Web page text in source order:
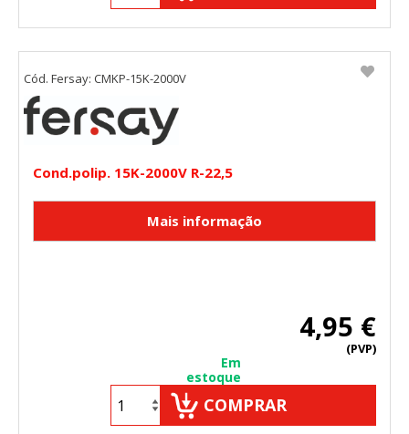
Cond.polip. 15K-2000V R-22,5
4,95 €
(PVP)
Em
estoque
COMPRAR
Cód. Fersay: CMKP-15K-2000V